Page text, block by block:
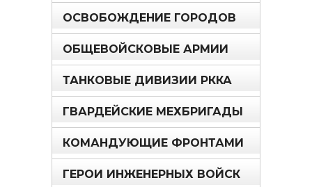
ОСВОБОЖДЕНИЕ ГОРОДОВ
ОБЩЕВОЙСКОВЫЕ АРМИИ
ТАНКОВЫЕ ДИВИЗИИ РККА
ГВАРДЕЙСКИЕ МЕХБРИГАДЫ
КОМАНДУЮЩИЕ ФРОНТАМИ
ГЕРОИ ИНЖЕНЕРНЫХ ВОЙСК